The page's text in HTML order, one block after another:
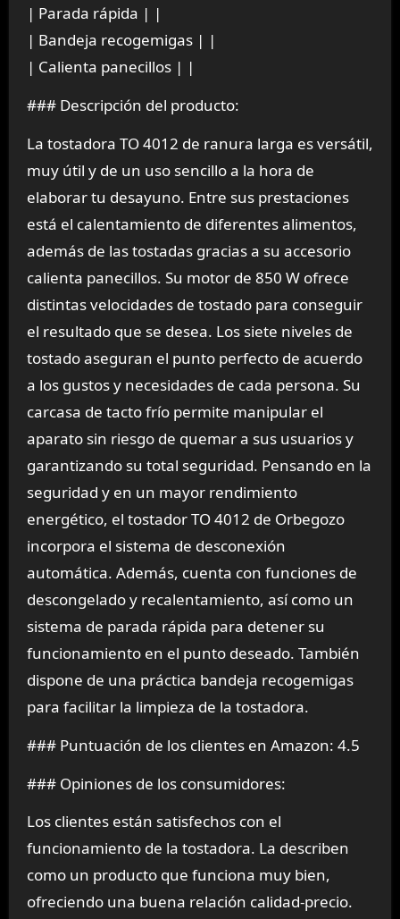
| Parada rápida | |
| Bandeja recogemigas | |
| Calienta panecillos | |
### Descripción del producto:
La tostadora TO 4012 de ranura larga es versátil,
muy útil y de un uso sencillo a la hora de
elaborar tu desayuno. Entre sus prestaciones
está el calentamiento de diferentes alimentos,
además de las tostadas gracias a su accesorio
calienta panecillos. Su motor de 850 W ofrece
distintas velocidades de tostado para conseguir
el resultado que se desea. Los siete niveles de
tostado aseguran el punto perfecto de acuerdo
a los gustos y necesidades de cada persona. Su
carcasa de tacto frío permite manipular el
aparato sin riesgo de quemar a sus usuarios y
garantizando su total seguridad. Pensando en la
seguridad y en un mayor rendimiento
energético, el tostador TO 4012 de Orbegozo
incorpora el sistema de desconexión
automática. Además, cuenta con funciones de
descongelado y recalentamiento, así como un
sistema de parada rápida para detener su
funcionamiento en el punto deseado. También
dispone de una práctica bandeja recogemigas
para facilitar la limpieza de la tostadora.
### Puntuación de los clientes en Amazon: 4.5
### Opiniones de los consumidores:
Los clientes están satisfechos con el
funcionamiento de la tostadora. La describen
como un producto que funciona muy bien,
ofreciendo una buena relación calidad-precio.